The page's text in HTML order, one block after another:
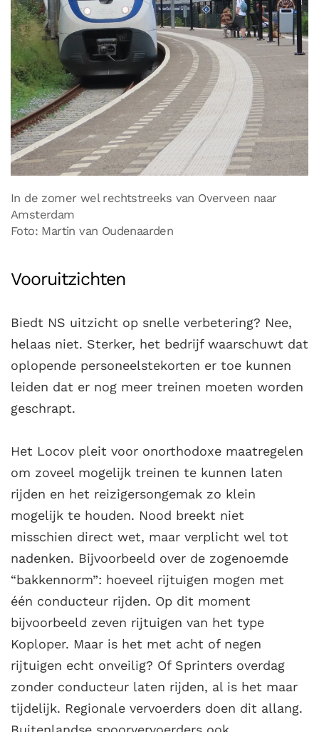
In de zomer wel rechtstreeks van Overveen naar
Amsterdam
Foto: Martin van Oudenaarden
Vooruitzichten
Biedt NS uitzicht op snelle verbetering? Nee,
helaas niet. Sterker, het bedrijf waarschuwt dat
oplopende personeelstekorten er toe kunnen
leiden dat er nog meer treinen moeten worden
geschrapt.
Het Locov pleit voor onorthodoxe maatregelen
om zoveel mogelijk treinen te kunnen laten
rijden en het reizigersongemak zo klein
mogelijk te houden. Nood breekt niet
misschien direct wet, maar verplicht wel tot
nadenken. Bijvoorbeeld over de zogenoemde
“bakkennorm”: hoeveel rijtuigen mogen met
één conducteur rijden. Op dit moment
bijvoorbeeld zeven rijtuigen van het type
Koploper. Maar is het met acht of negen
rijtuigen echt onveilig? Of Sprinters overdag
zonder conducteur laten rijden, al is het maar
tijdelijk. Regionale vervoerders doen dit allang.